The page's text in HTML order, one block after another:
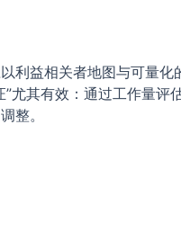
益相关者地图与可量
”尤其有效：通过工作量
整。